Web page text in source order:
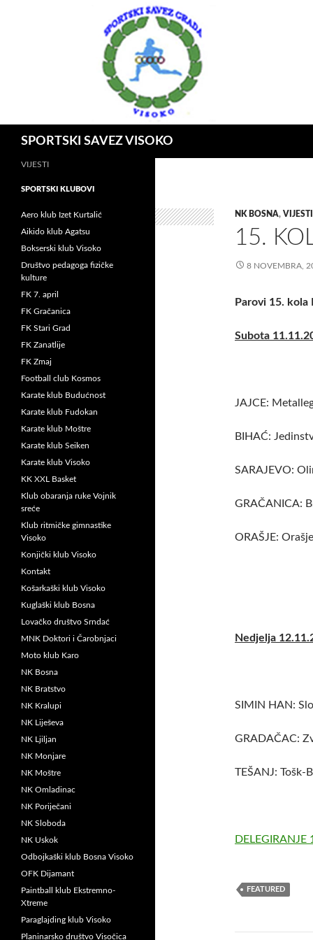
SPORTSKI SAVEZ VISOKO
NK BOSNA, VIJESTI
15.
8 NOVEMBRA,
Parovi 15. kola
Subota
JAJCE:
BIHAĆ:
SARAJEVO:
GRAČANICA:
ORAŠJE:
Nedjelja
SIMIN HAN:
GRADAČAC:
TEŠANJ: Tošk-
DELEGIRANJE
FEATURED
VIJESTI
SPORTSKI KLUBOVI
Aero klub Izet Kurtalić
Aikido klub Agatsu
Bokserski klub Visoko
Društvo pedagoga fizičke
kulture
FK 7. april
FK Gračanica
FK Stari Grad
FK Zanatlije
FK Zmaj
Football club Kosmos
Karate klub Budućnost
Karate klub Fudokan
Karate klub Moštre
Karate klub Seiken
Karate klub Visoko
KK XXL Basket
Klub obaranja ruke Vojnik
sreće
Klub ritmičke gimnastike
Visoko
Konjički klub Visoko
Kontakt
Košarkaški klub Visoko
Kuglaški klub Bosna
Lovačko društvo Srndać
MNK Doktori i Čarobnjaci
Moto klub Karo
NK Bosna
NK Bratstvo
NK Kralupi
NK Liješeva
NK Ljiljan
NK Monjare
NK Moštre
NK Omladinac
NK Poriječani
NK Sloboda
NK Uskok
Odbojkaški klub Bosna Visoko
OFK Dijamant
Paintball klub Ekstremno-
Xtreme
Paraglajding klub Visoko
Planinarsko društvo Visočica